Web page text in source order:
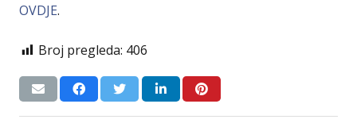
OVDJE.
Broj pregleda: 406